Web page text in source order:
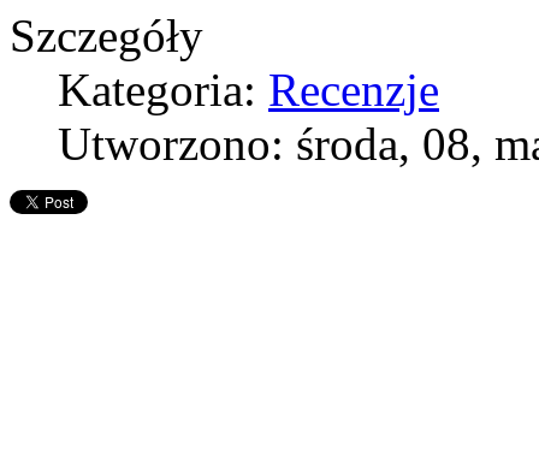
Szczegóły
Kategoria: Recenzje
Utworzono: środa, 08,